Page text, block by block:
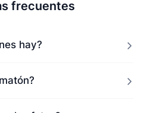
frecuentes
hay?